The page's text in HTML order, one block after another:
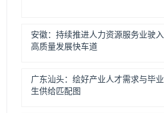
安徽：持续推进人力资源服务业驶入
高质量发展快车道
广东汕头：绘好产业人才需求与毕业
生供给匹配图